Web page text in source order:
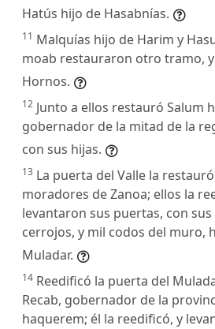
Hatús hijo de Hasabnías.
11 Malquías hijo de Harim y
moab restauraron otro tramo,
Hornos.
12 Junto a ellos restauró Salum
gobernador de la mitad de la
con sus hijas.
13 La puerta del Valle la
moradores de Zanoa; ellos la
levantaron sus puertas, con
cerrojos, y mil codos del muro,
Muladar.
14 Reedificó la puerta del
Recab, gobernador de la
haquerem; él la reedificó, y